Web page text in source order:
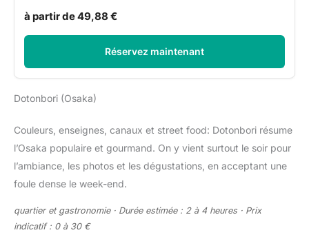
à partir de 49,88 €
Réservez maintenant
Dotonbori (Osaka)
Couleurs, enseignes, canaux et street food: Dotonbori résume
l’Osaka populaire et gourmand. On y vient surtout le soir pour
l’ambiance, les photos et les dégustations, en acceptant une
foule dense le week-end.
quartier et gastronomie · Durée estimée : 2 à 4 heures · Prix
indicatif : 0 à 30 €